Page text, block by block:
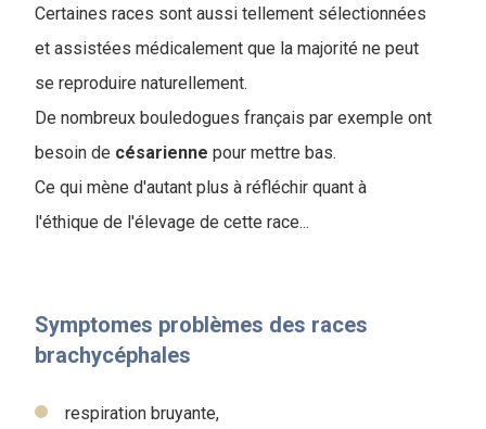
Certaines races sont aussi tellement sélectionnées
et assistées médicalement que la majorité ne peut
se reproduire naturellement.
De nombreux bouledogues français par exemple ont
besoin de césarienne pour mettre bas.
Ce qui mène d'autant plus à réfléchir quant à
l'éthique de l'élevage de cette race...
Symptomes problèmes des races
brachycéphales
respiration bruyante,